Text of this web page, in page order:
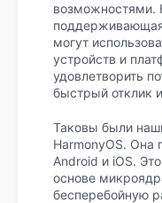
могут
устройств и
удовлетворить
быстрый отклик
Таковы были
HarmonyOS. Она
Android и iOS.
основе
бесперебойную